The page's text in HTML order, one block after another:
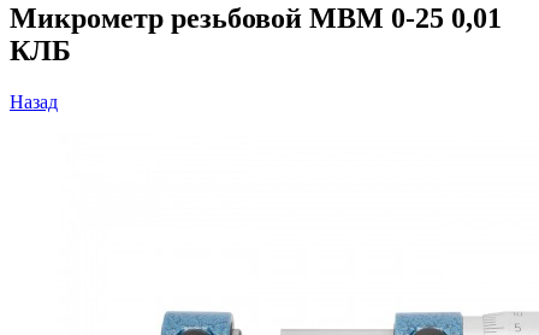
Микрометр резьбовой МВМ 0-25 0,01
КЛБ
Назад